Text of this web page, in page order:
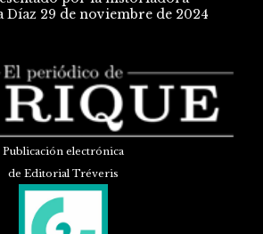
Díaz 29 de noviembre de 2024
Publicación electrónica
de Editorial Tréveris